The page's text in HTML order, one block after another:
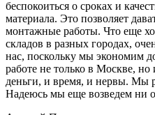
беспокоиться о сроках и
материала. Это позволяет
монтажные работы. Что еще
складов в разных городах,
нас, поскольку мы экономим
работе не только в Москве,
деньги, и время, и нервы. Мы
Надеюсь мы еще возведем ни